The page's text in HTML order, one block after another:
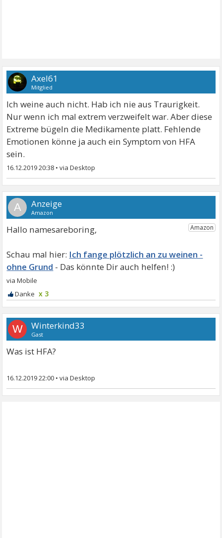
Axel61
Mitglied
Ich weine auch nicht. Hab ich nie aus Traurigkeit.
Nur wenn ich mal extrem verzweifelt war. Aber diese
Extreme bügeln die Medikamente platt. Fehlende
Emotionen könne ja auch ein Symptom von HFA
sein.
16.12.2019 20:38 •
A
Hallo namesareboring,
Ich fange plötzlich an zu weinen -
ohne Grund
x 3
W Winterkind33
Gast
Was ist HFA?
16.12.2019 22:00 •